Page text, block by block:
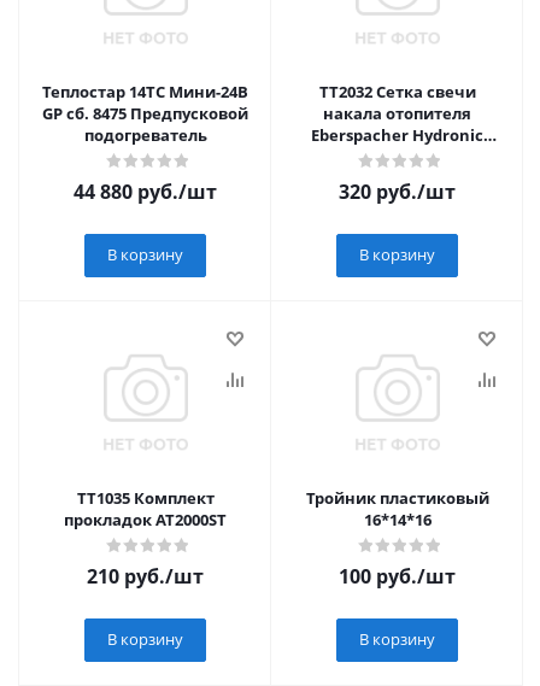
Теплостар 14ТС Мини-24В
GP сб. 8475 Предпусковой
подогреватель
44 880 руб./шт
В корзину
TT2032 Сетка свечи
накала отопителя
Eberspacher Hydronic
D4/D5
320 руб./шт
В корзину
TT1035 Комплект
прокладок AT2000ST
210 руб./шт
В корзину
Тройник пластиковый
16*14*16
100 руб./шт
В корзину